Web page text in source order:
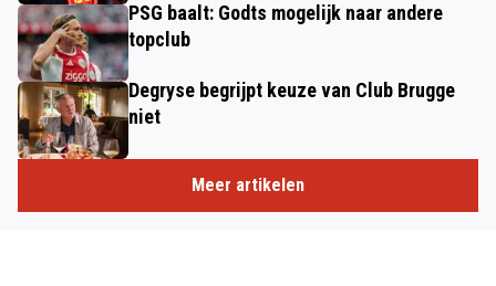
PSG baalt: Godts mogelijk naar andere
topclub
Degryse begrijpt keuze van Club Brugge
niet
Meer artikelen